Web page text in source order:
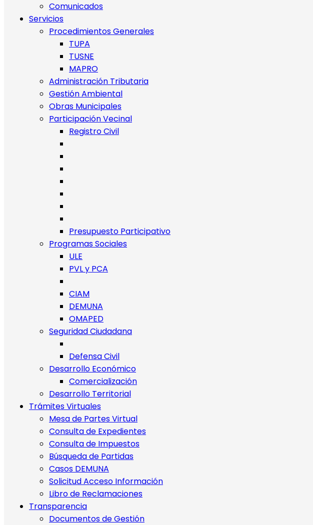
Comunicados
Servicios
Procedimientos Generales
TUPA
TUSNE
MAPRO
Administración Tributaria
Gestión Ambiental
Obras Municipales
Participación Vecinal
Registro Civil
Presupuesto Participativo
Programas Sociales
ULE
PVL y PCA
CIAM
DEMUNA
OMAPED
Seguridad Ciudadana
Defensa Civil
Desarrollo Económico
Comercialización
Desarrollo Territorial
Trámites Virtuales
Mesa de Partes Virtual
Consulta de Expedientes
Consulta de Impuestos
Búsqueda de Partidas
Casos DEMUNA
Solicitud Acceso Información
Libro de Reclamaciones
Transparencia
Documentos de Gestión